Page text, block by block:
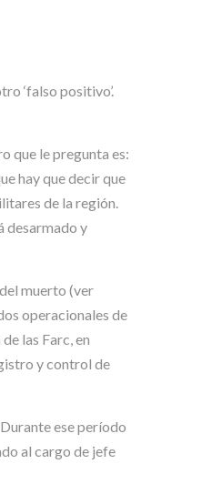
‘falso positivo’.
que le pregunta es:
hay que decir que
de la región.
desarmado y
muerto (ver
operacionales de
las Farc, en
y control de
ese período
al cargo de jefe